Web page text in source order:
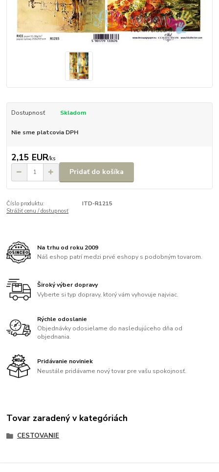
Dostupnosť Skladom
Nie sme platcovia DPH
2,15 EUR/ks
Pridať do košíka
Číslo produktu:
ITD-R1215
Strážiť cenu / dostupnosť
Na trhu od roku 2009
Náš eshop patrí medzi prvé eshopy s podobným tovarom.
Široký výber dopravy
Vyberte si typ dopravy, ktorý vám vyhovuje najviac.
Rýchle odoslanie
Objednávky odosielame do nasledujúceho dňa od
objednania.
Pridávanie noviniek
Neustále pridávame nový tovar pre vašu spokojnosť.
Tovar zaradený v kategóriách
CESTOVANIE